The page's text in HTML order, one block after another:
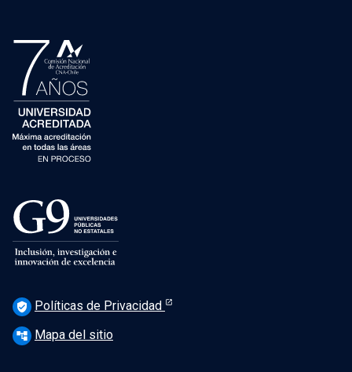
verified_user Políticas de Privacidad
account_tree Mapa del sitio